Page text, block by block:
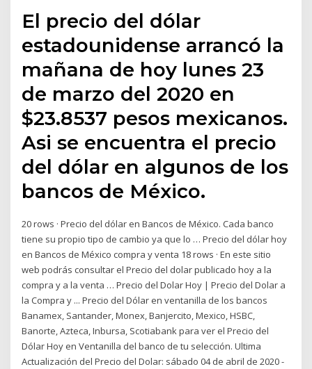
El precio del dólar
estadounidense arrancó la
mañana de hoy lunes 23
de marzo del 2020 en
$23.8537 pesos mexicanos.
Asi se encuentra el precio
del dólar en algunos de los
bancos de México.
20 rows · Precio del dólar en Bancos de México. Cada banco
tiene su propio tipo de cambio ya que lo … Precio del dólar hoy
en Bancos de México compra y venta 18 rows · En este sitio
web podrás consultar el Precio del dolar publicado hoy a la
compra y a la venta … Precio del Dolar Hoy | Precio del Dolar a
la Compra y ... Precio del Dólar en ventanilla de los bancos
Banamex, Santander, Monex, Banjercito, Mexico, HSBC,
Banorte, Azteca, Inbursa, Scotiabank para ver el Precio del
Dólar Hoy en Ventanilla del banco de tu selección. Ultima
Actualización del Precio del Dolar: sábado 04 de abril de 2020 -